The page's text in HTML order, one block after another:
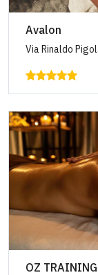
Avalon
Via Rinaldo
OZ